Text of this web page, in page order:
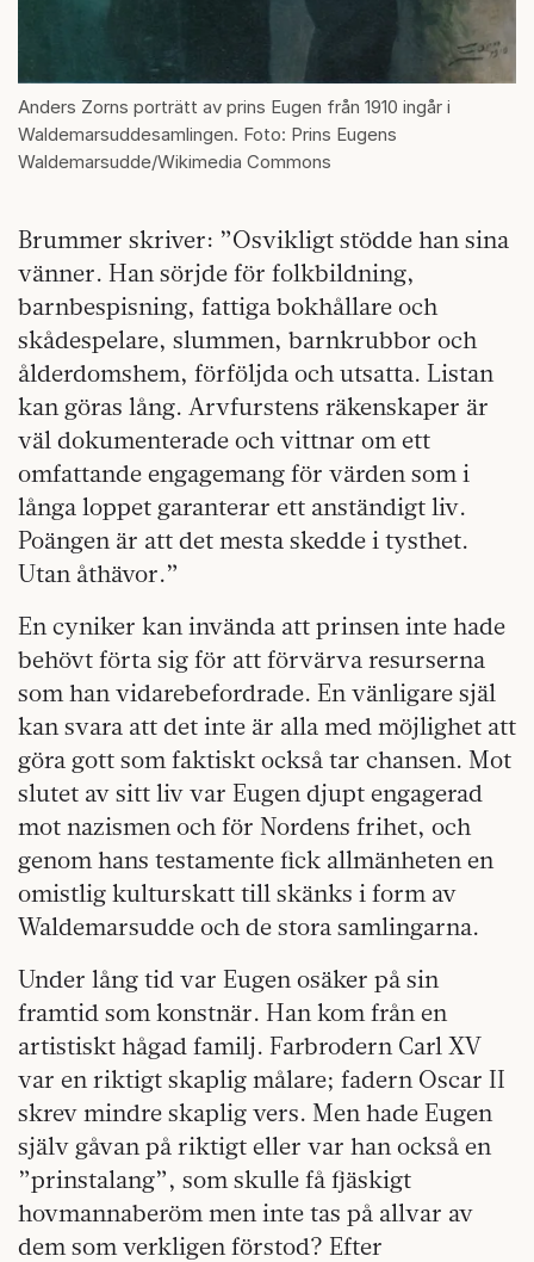
Anders Zorns porträtt av prins Eugen från 1910 ingår i
Waldemarsuddesamlingen. Foto: Prins Eugens
Waldemarsudde/Wikimedia Commons
Brummer skriver: ”Osvikligt stödde han sina
vänner. Han sörjde för folkbildning,
barnbespisning, fattiga bokhållare och
skådespelare, slummen, barnkrubbor och
ålderdomshem, förföljda och utsatta. Listan
kan göras lång. Arvfurstens räkenskaper är
väl dokumenterade och vittnar om ett
omfattande engagemang för värden som i
långa loppet garanterar ett anständigt liv.
Poängen är att det mesta skedde i tysthet.
Utan åthävor.”
En cyniker kan invända att prinsen inte hade
behövt förta sig för att förvärva resurserna
som han vidarebefordrade. En vänligare själ
kan svara att det inte är alla med möjlighet att
göra gott som faktiskt också tar chansen. Mot
slutet av sitt liv var Eugen djupt engagerad
mot nazismen och för Nordens frihet, och
genom hans testamente fick allmänheten en
omistlig kulturskatt till skänks i form av
Waldemarsudde och de stora samlingarna.
Under lång tid var Eugen osäker på sin
framtid som konstnär. Han kom från en
artistiskt hågad familj. Farbrodern Carl XV
var en riktigt skaplig målare; fadern Oscar II
skrev mindre skaplig vers. Men hade Eugen
själv gåvan på riktigt eller var han också en
”prinstalang”, som skulle få fjäskigt
hovmannaberöm men inte tas på allvar av
dem som verkligen förstod? Efter